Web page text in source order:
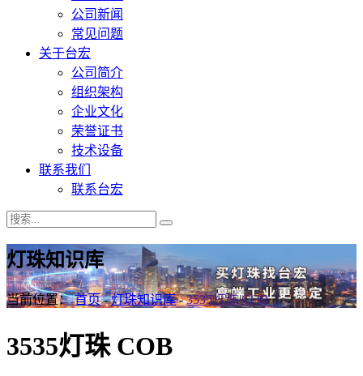
公司新闻
常见问题
关于台宏
公司简介
组织架构
企业文化
荣誉证书
技术设备
联系我们
联系台宏
灯珠知识库
当前位置：首页-灯珠知识库-3535灯珠 COB
3535灯珠 COB